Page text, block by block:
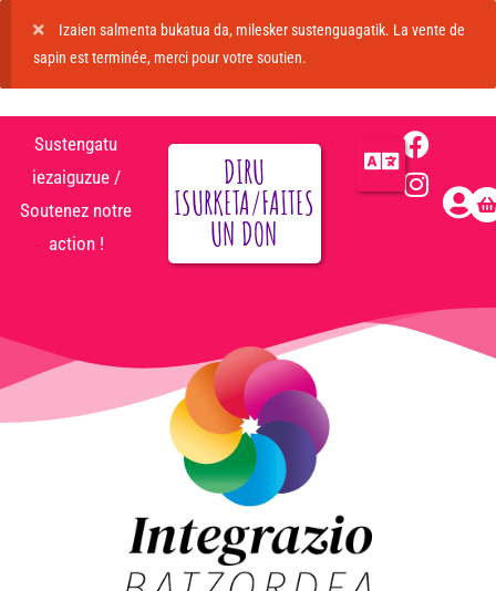
Izaien salmenta bukatua da, milesker sustenguagatik. La vente de
sapin est terminée, merci pour votre soutien.
Sustengatu
iezaiguzue /
Soutenez notre
action !
DIRU
ISURKETA/FAITES
UN DON